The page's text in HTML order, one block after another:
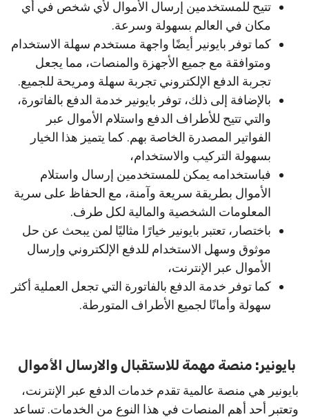
تتيح للمستخدمين إرسال الأموال لأي شخص في أي
مكان في العالم بسهولة وسرعة.
كما توفر بايونير أيضًا واجهة مستخدم سهلة الاستخدام
ومتوافقة مع جميع الأجهزة والمنصات، مما يجعل
تجربة الدفع الإلكتروني تجربة سهلة ومريحة للجميع.
بالإضافة إلى ذلك، توفر بايونير خدمة الدفع بالفاتورة،
والتي تتيح للأطراف الدفع واستلام الأموال عبر
الفواتير المصدرة الخاصة بهم. كما يتميز هذا الخيار
بسهولة التركيب والاستخدام،
فباستخدامه يمكن للمستخدمين إرسال واستلام
الأموال بطريقة سريعة وآمنة، مع الحفاظ على سرية
المعلومات الشخصية والمالية لكل طرف.
باختصار، تعتبر بايونير خيارًا مثاليًا لمن يبحث عن حل
موثوق وسهل الاستخدام للدفع الإلكتروني وإرسال
الأموال عبر الإنترنت،
كما توفر خدمة الدفع بالفاتورة التي تجعل العملية أكثر
سهولة وأمانًا لجميع الأطراف المتورطة.
بايونير: منصة مهمة للاستقبال والارسال الأموال
بايونير هي منصة عالمية تقدم خدمات الدفع عبر الإنترنت،
وتعتبر أحد أهم المنصات في هذا النوع من الخدمات. تساعد